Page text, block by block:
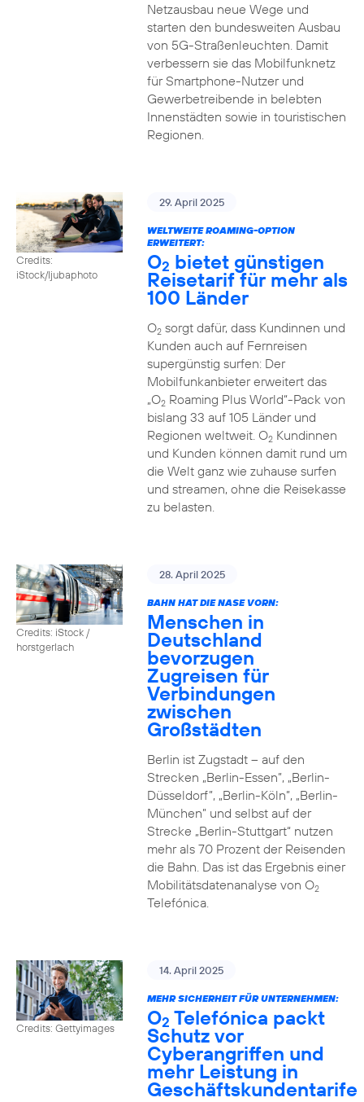
Netzausbau neue Wege und
starten den bundesweiten Ausbau
von 5G-Straßenleuchten. Damit
verbessern sie das Mobilfunknetz
für Smartphone-Nutzer und
Gewerbetreibende in belebten
Innenstädten sowie in touristischen
Regionen.
Credits:
iStock/ljubaphoto
29. April 2025
WELTWEITE ROAMING-OPTION
ERWEITERT:
O2 bietet günstigen
Reisetarif für mehr als
100 Länder
O2sorgt dafür, dass Kundinnen und
Kunden auch auf Fernreisen
supergünstig surfen: Der
Mobilfunkanbieter erweitert das
„O2Roaming Plus World“-Pack von
bislang 33 auf 105 Länder und
Regionen weltweit. O2Kundinnen
und Kunden können damit rund um
die Welt ganz wie zuhause surfen
und streamen, ohne die Reisekasse
zu belasten.
Credits: iStock /
horstgerlach
28. April 2025
BAHN HAT DIE NASE VORN:
Menschen in
Deutschland
bevorzugen
Zugreisen für
Verbindungen
zwischen
Großstädten
Berlin ist Zugstadt – auf den
Strecken „Berlin-Essen”, „Berlin-
Düsseldorf”, „Berlin-Köln”, „Berlin-
München” und selbst auf der
Strecke „Berlin-Stuttgart“ nutzen
mehr als 70 Prozent der Reisenden
die Bahn. Das ist das Ergebnis einer
Mobilitätsdatenanalyse von O2
Telefónica.
Credits: Gettyimages
14. April 2025
MEHR SICHERHEIT FÜR UNTERNEHMEN:
O2 Telefónica packt
Schutz vor
Cyberangriffen und
mehr Leistung in
Geschäftskundentarife